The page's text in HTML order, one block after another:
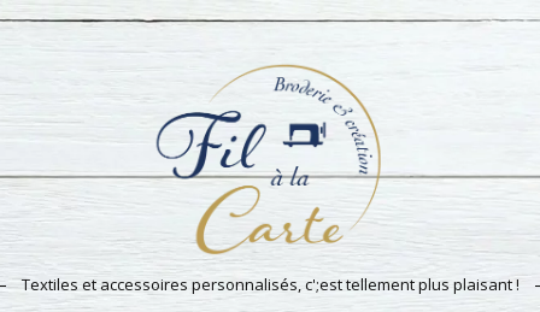
Textiles et accessoires personnalisés, c';est tellement plus plaisant !